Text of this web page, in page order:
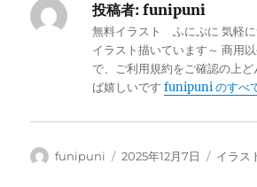
投稿者: funipuni
無料イラスト ふにぷに 気軽
イラスト描いています～ 商用
で、ご利用規約をご確認の上
ば嬉しいですfunipuni のすべ
投
funipuni
投
2025年12月7日
カ
イラス